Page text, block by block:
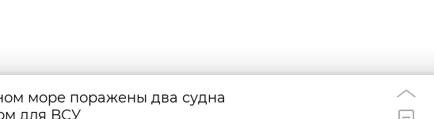
море поражены два судна
для ВСУ
Украинский
многоэтажку в